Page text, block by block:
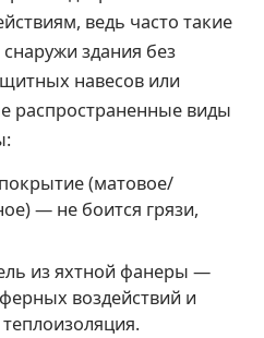
ведь часто такие
здания без
навесов или
распространенные виды
(матовое/
— не боится грязи,
из яхтной фанеры —
воздействий и